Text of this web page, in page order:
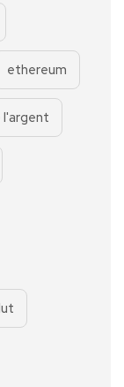
ethereum
l'argent